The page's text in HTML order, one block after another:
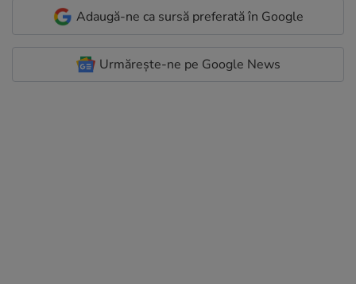
Adaugă-ne ca sursă preferată în Google
Urmărește-ne pe Google News